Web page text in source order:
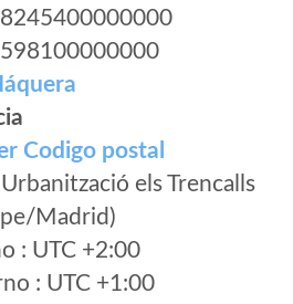
Codigo postal
els Trencalls
Madrid)
: UTC +2:00
: UTC +1:00